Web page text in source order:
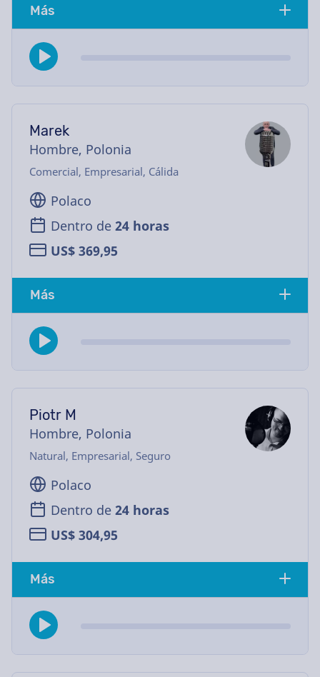
Más
Marek
Hombre, Polonia
Comercial, Empresarial, Cálida
Polaco
Dentro de 24 horas
US$ 369,95
Más
Piotr M
Hombre, Polonia
Natural, Empresarial, Seguro
Polaco
Dentro de 24 horas
US$ 304,95
Más